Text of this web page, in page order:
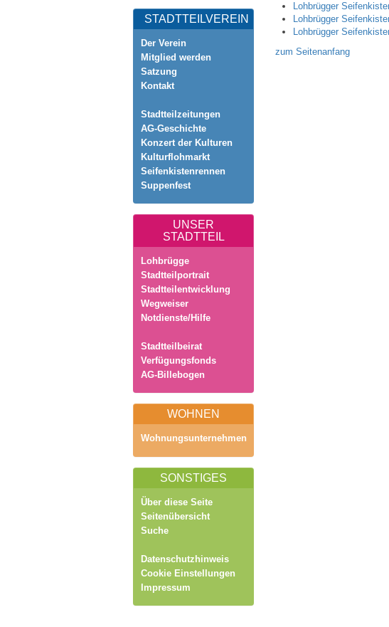
STADTTEILVEREIN
Der Verein
Mitglied werden
Satzung
Kontakt
Stadtteilzeitungen
AG-Geschichte
Konzert der Kulturen
Kulturflohmarkt
Seifenkistenrennen
Suppenfest
UNSER
STADTTEIL
Lohbrügge
Stadtteilportrait
Stadtteilentwicklung
Wegweiser
Notdienste/Hilfe
Stadtteilbeirat
Verfügungsfonds
AG-Billebogen
WOHNEN
Wohnungsunternehmen
SONSTIGES
Über diese Seite
Seitenübersicht
Suche
Datenschutzhinweis
Cookie Einstellungen
Impressum
Lohbrügger
Lohbrügger
Lohbrügger
zum Seitenanfang